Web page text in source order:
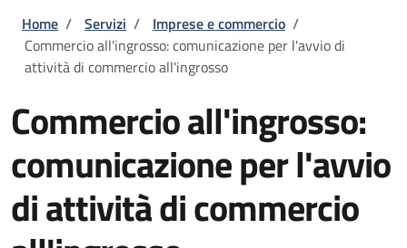
Briciole di pane
Home / Servizi / Imprese e commercio /
Commercio all'ingrosso: comunicazione per l'avvio di
attività di commercio all'ingrosso
Commercio all'ingrosso:
comunicazione per l'avvio
di attività di commercio